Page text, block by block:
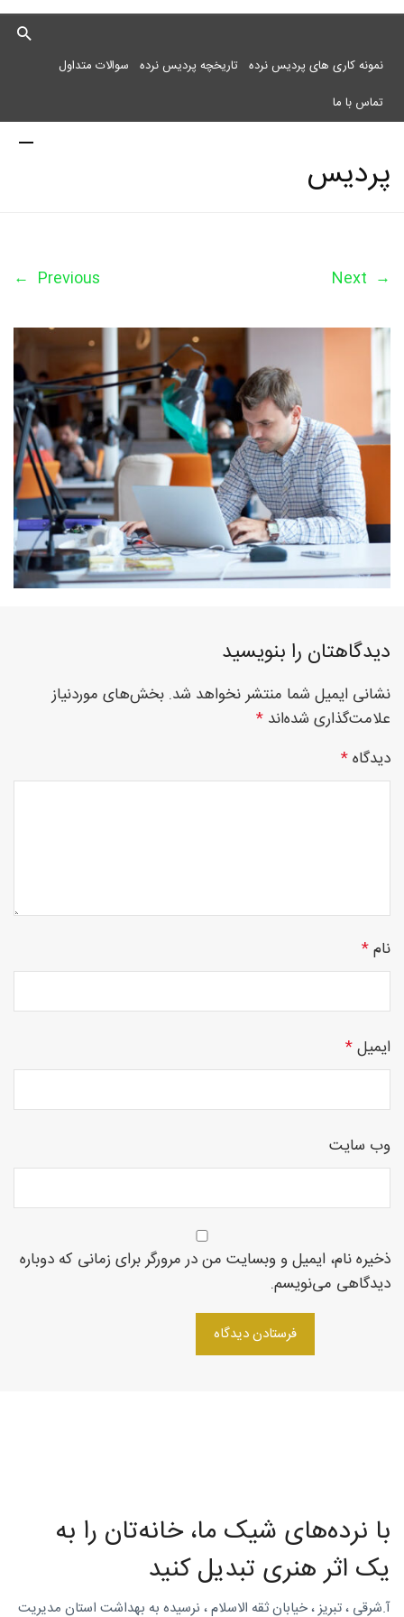
نمونه کاری های پردیس نرده تاریخچه پردیس نرده سوالات متداول
تماس با ما
پردیس
نرده
مرکز
فوق
تخصصی
نرده
منبت
سی ان
سی
روتاری
غرب
← Previous Next →
دیدگاهتان را بنویسید
نشانی ایمیل شما منتشر نخواهد شد. بخش‌های موردنیاز
علامت‌گذاری شده‌اند *
دیدگاه*
نام*
ایمیل*
وب‌ سایت
ذخیره نام، ایمیل و وبسایت من در مرورگر برای زمانی که دوباره
دیدگاهی می‌نویسم.
با نرده‌های شیک ما، خانه‌تان را به
یک اثر هنری تبدیل کنید
آ.شرقی ، تبریز ، خیابان ثقه الاسلام ، نرسیده به بهداشت استان مدیریت